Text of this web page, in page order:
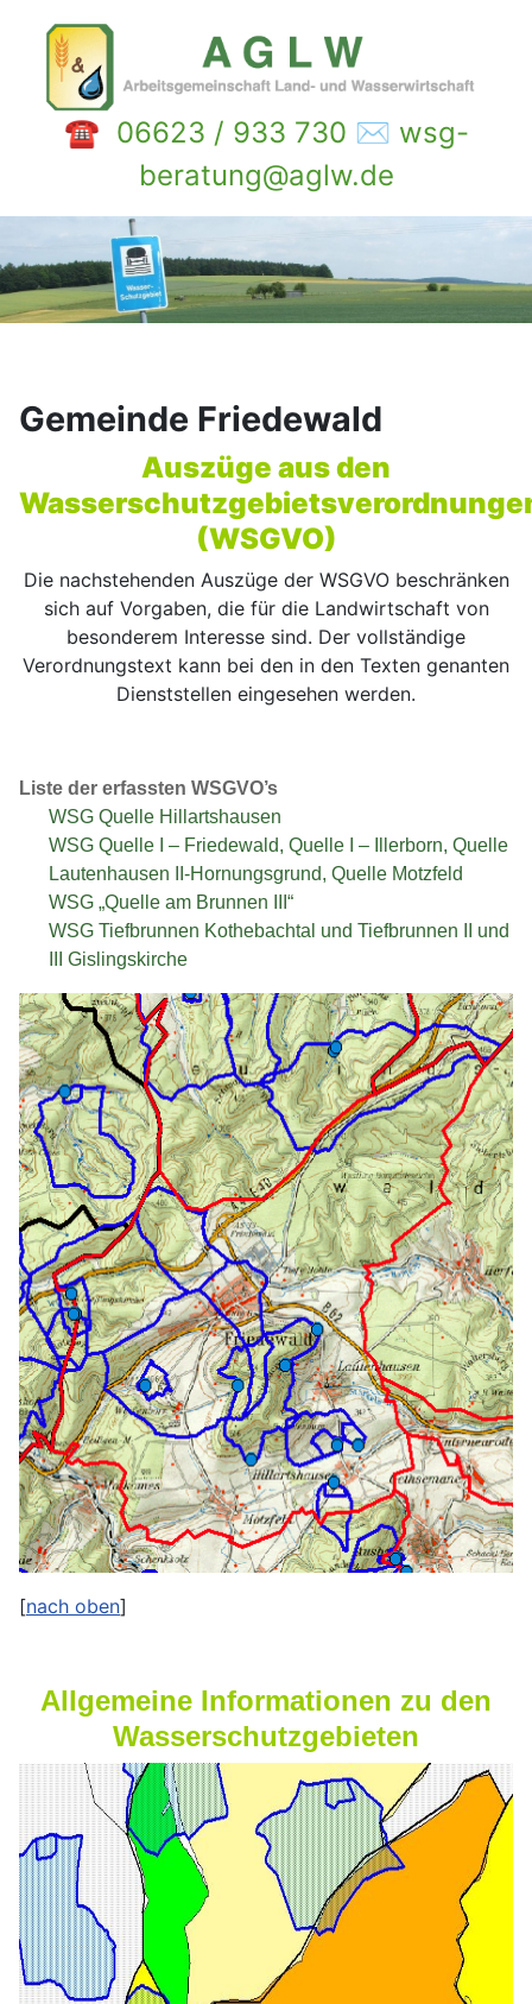
☎ 06623 / 933 730 ✉ wsg-
beratung@aglw.de
Gemeinde Friedewald
Auszüge aus den
(WSGVO)
Die nachstehenden Auszüge der WSGVO beschränken
sich auf Vorgaben, die für die Landwirtschaft von
besonderem Interesse sind. Der vollständige
Verordnungstext kann bei den in den Texten genanten
Dienststellen eingesehen werden.
Liste der erfassten WSGVO’s
WSG Quelle Hillartshausen
WSG Quelle I – Friedewald, Quelle I – Illerborn, Quelle
Lautenhausen II-Hornungsgrund, Quelle Motzfeld
WSG „Quelle am Brunnen III“
WSG Tiefbrunnen Kothebachtal und Tiefbrunnen II und
III Gislingskirche
[nach oben]
Allgemeine Informationen zu den
Wasserschutzgebieten